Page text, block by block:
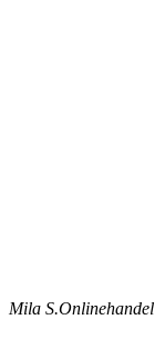
Mila S.Onlinehandel